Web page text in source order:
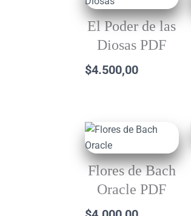
El Poder de las
Diosas PDF
$4.500,00
Flores de Bach
Oracle PDF